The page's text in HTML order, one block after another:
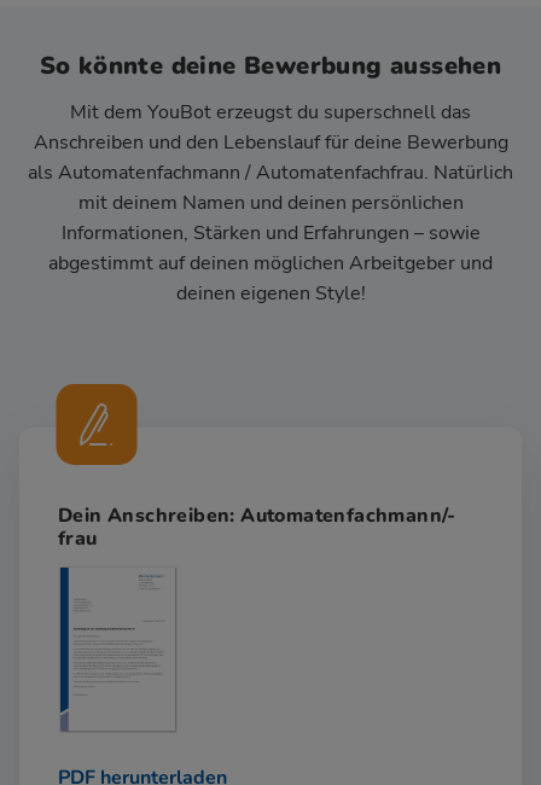
So könnte deine Bewerbung aussehen
Mit dem YouBot erzeugst du superschnell das
Anschreiben und den Lebenslauf für deine Bewerbung
als Automatenfachmann / Automatenfachfrau. Natürlich
mit deinem Namen und deinen persönlichen
Informationen, Stärken und Erfahrungen – sowie
abgestimmt auf deinen möglichen Arbeitgeber und
deinen eigenen Style!
Dein Anschreiben: Automatenfachmann/-
frau
PDF herunterladen